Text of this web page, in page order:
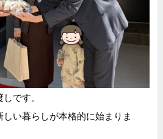
です。
い暮らしが本格的に始まりま